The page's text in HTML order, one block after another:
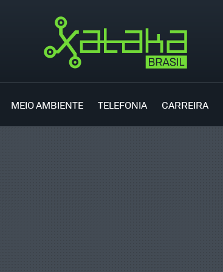
MEIO AMBIENTE TELEFONIA CARREIRA